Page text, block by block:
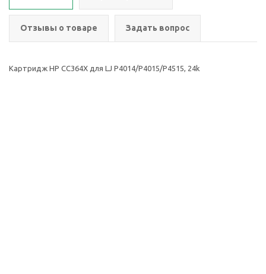
Отзывы о товаре Задать вопрос
Картридж HP CC364X для LJ P4014/P4015/P4515, 24k